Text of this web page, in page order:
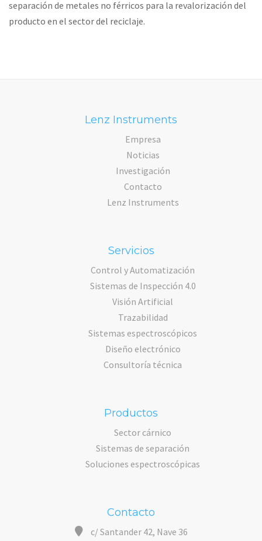
separación de metales no férricos para la revalorización del
producto en el sector del reciclaje.
Lenz Instruments
Empresa
Noticias
Investigación
Contacto
Lenz Instruments
Servicios
Control y Automatización
Sistemas de Inspección 4.0
Visión Artificial
Trazabilidad
Sistemas espectroscópicos
Diseño electrónico
Consultoría técnica
Productos
Sector cárnico
Sistemas de separación
Soluciones espectroscópicas
Contacto
c/ Santander 42, Nave 36